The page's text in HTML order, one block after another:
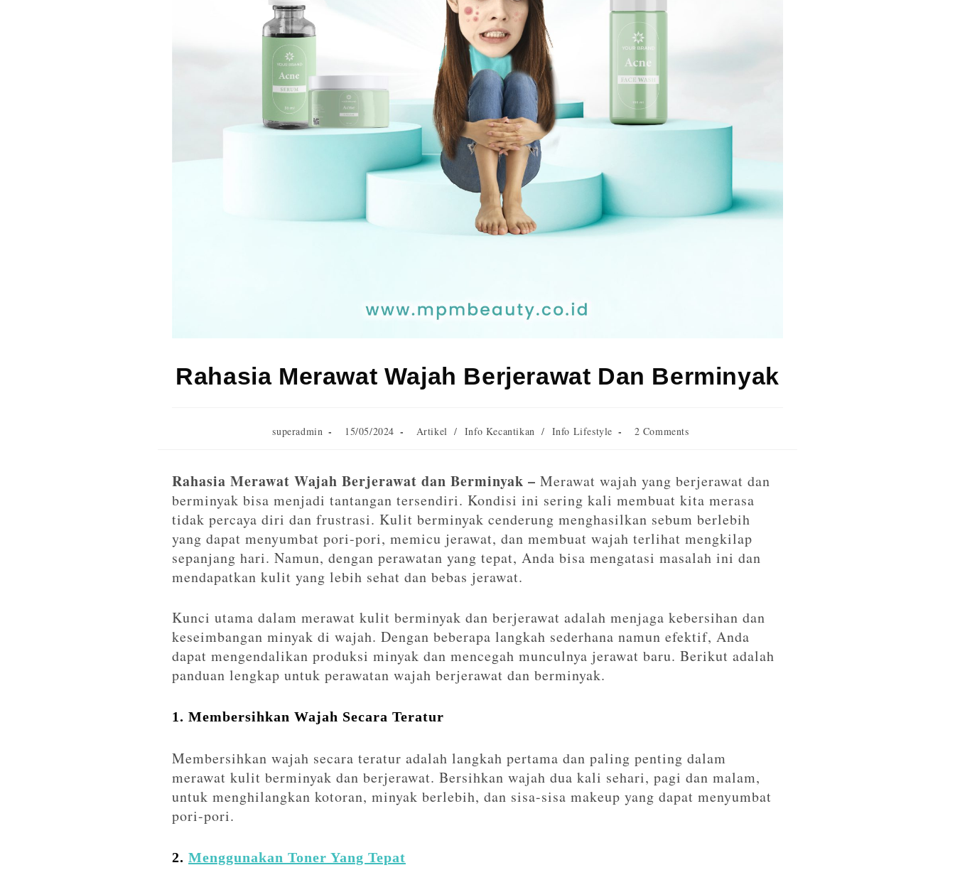
Rahasia Merawat Wajah Berjerawat Dan Berminyak
superadmin 15/05/2024 Artikel / Info Kecantikan / Info Lifestyle 2 Comments
Rahasia Merawat Wajah Berjerawat dan Berminyak – Merawat wajah yang berjerawat dan
berminyak bisa menjadi tantangan tersendiri. Kondisi ini sering kali membuat kita merasa
tidak percaya diri dan frustrasi. Kulit berminyak cenderung menghasilkan sebum berlebih
yang dapat menyumbat pori-pori, memicu jerawat, dan membuat wajah terlihat mengkilap
sepanjang hari. Namun, dengan perawatan yang tepat, Anda bisa mengatasi masalah ini dan
mendapatkan kulit yang lebih sehat dan bebas jerawat.
Kunci utama dalam merawat kulit berminyak dan berjerawat adalah menjaga kebersihan dan
keseimbangan minyak di wajah. Dengan beberapa langkah sederhana namun efektif, Anda
dapat mengendalikan produksi minyak dan mencegah munculnya jerawat baru. Berikut adalah
panduan lengkap untuk perawatan wajah berjerawat dan berminyak.
1. Membersihkan Wajah Secara Teratur
Membersihkan wajah secara teratur adalah langkah pertama dan paling penting dalam
merawat kulit berminyak dan berjerawat. Bersihkan wajah dua kali sehari, pagi dan malam,
untuk menghilangkan kotoran, minyak berlebih, dan sisa-sisa makeup yang dapat menyumbat
pori-pori.
2. Menggunakan Toner Yang Tepat